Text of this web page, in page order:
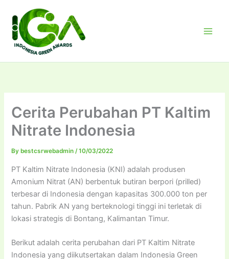
content
Cerita Perubahan PT Kaltim
Nitrate Indonesia
By bestcsrwebadmin/10/03/2022
PT Kaltim Nitrate Indonesia (KNI) adalah produsen
Amonium Nitrat (AN) berbentuk butiran berpori (prilled)
terbesar di Indonesia dengan kapasitas 300.000 ton per
tahun. Pabrik AN yang berteknologi tinggi ini terletak di
lokasi strategis di Bontang, Kalimantan Timur.
Berikut adalah cerita perubahan dari PT Kaltim Nitrate
Indonesia yang diikutsertakan dalam Indonesia Green